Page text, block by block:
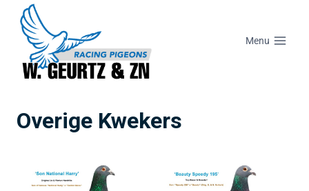
Menu
Overige Kwekers